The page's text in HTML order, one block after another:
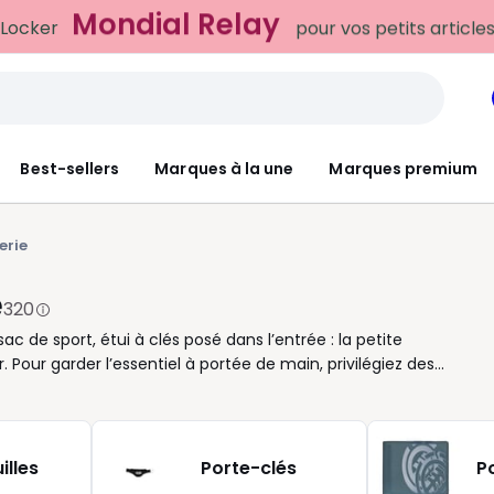
Mondial Relay pour vos petits articles
Best-sellers Marques à la une Marques premium
320
de sport, étui à clés posé dans l’entrée : la petite
garder l’essentiel à portée de main, privilégiez des
porte-cartes fin pour alléger la silhouette, porte-
modèle doté de plusieurs fentes facilite le rangement ; une
se fait oublier dans une poche. Pour offrir ou pour vous
et agréables en main. L’idée : simplifier l’organisation sans
Porte-clés